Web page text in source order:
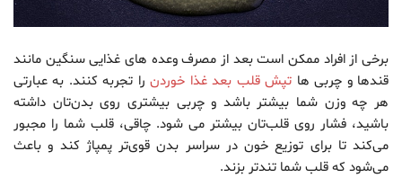
برخی از افراد ممکن است بعد از مصرف وعده های غذایی سنگین مانند
قندها و چربی ها تپش قلب بعد غذا خوردنرا تجربه کنند. به عبارتی
هر چه وزن شما بیشتر باشد و چربی بیشتری روی بدن‌تان داشته
باشید، فشار روی قلب‌تان بیشتر می شود. چاقی، قلب شما را مجبور
می‌کند تا برای توزیع خون در سراسر بدن قوی‌تر پمپاژ کند و باعث
می‌شود که قلب شما تندتر بزند.